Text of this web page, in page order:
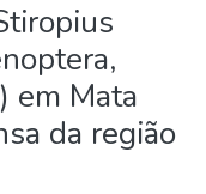
em Mata
da região